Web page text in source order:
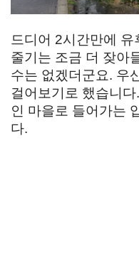
드디어 2시간만에
줄기는 조금 더 잦아
수는 없겠더군요. 우
걸어보기로 했습니
인 마을로 들어가는
다.